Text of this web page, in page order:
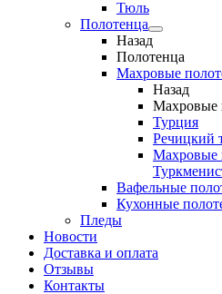
Тюль
Полотенца
Назад
Полотенца
Махровые
Назад
Махровые
Турция
Речицкий
Махровые
Вафельные
Кухонные
Пледы
Новости
Доставка и оплата
Отзывы
Контакты